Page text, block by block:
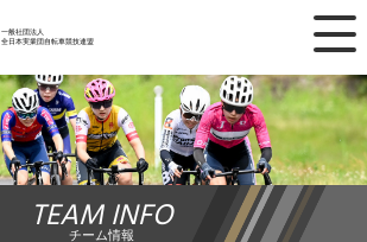
一般社団法人
全日本実業団自転車競技連盟
×
ニュース
レース日程
ランキング
TEAM INFO
チーム情報